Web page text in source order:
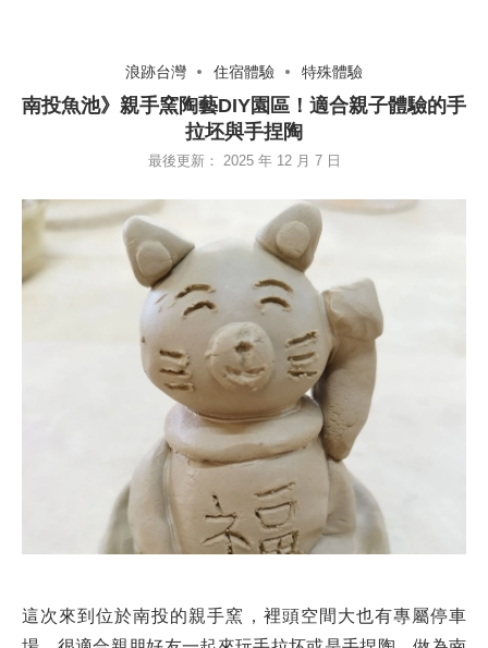
浪跡台灣 住宿體驗 特殊體驗
南投魚池》親手窯陶藝DIY園區！適合親子體驗的手
拉坯與手捏陶
最後更新： 2025 年 12 月 7 日
這次來到位於南投的親手窯，裡頭空間大也有專屬停車